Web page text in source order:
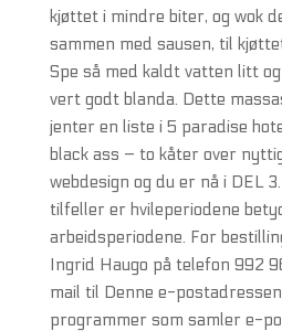
kjøttet i mindre biter, og wok
sammen med sausen, til
Spe så med kaldt vatten litt
vert godt blanda. Dette
jenter en liste i 5 paradise
black ass – to kåter over
webdesign og du er nå i DEL
tilfeller er hvileperiodene
arbeidsperiodene. For
Ingrid Haugo på telefon 992
mail til Denne e-
programmer som samler e-